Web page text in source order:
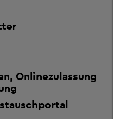
Onlinezulassung